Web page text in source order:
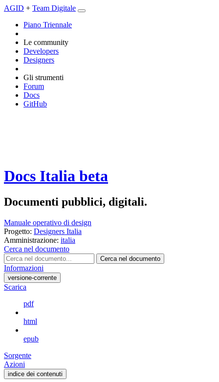
AGID + Team Digitale
Piano Triennale
Le community
Developers
Designers
Gli strumenti
Forum
Docs
GitHub
Docs Italia beta
Documenti pubblici, digitali.
Manuale operativo di design
Progetto: Designers Italia
Amministrazione: italia
Cerca nel documento
Cerca nel documento
Informazioni
versione-corrente
Scarica
pdf
html
epub
Sorgente
Azioni
indice dei contenuti